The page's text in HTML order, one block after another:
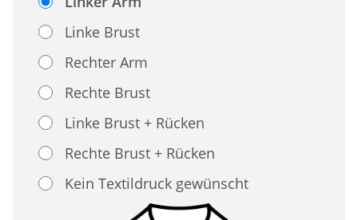
Linke Brust
Rechter Arm
Rechte Brust
Linke Brust + Rücken
Rechte Brust + Rücken
Kein Textildruck gewünscht